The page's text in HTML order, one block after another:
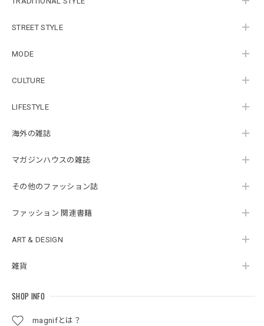
STREET STYLE
MODE
CULTURE
LIFESTYLE
海外の雑誌
マガジンハウスの雑誌
その他のファッション誌
ファッション 関連書籍
ART & DESIGN
雑貨
SHOP INFO
magnifとは？